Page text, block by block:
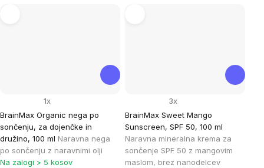
BrainMax Organic nega po
sončenju, za dojenčke in
družino, 100 ml Naravna nega
po sončenju z naravnimi olji
1x
Na zalogi > 5 kosov
BrainMax Sweet Mango
Sunscreen, SPF 50, 100 ml
Naravna mineralna krema za
sončenje SPF 50 z mangovim
maslom, brez nanodelcev
3x